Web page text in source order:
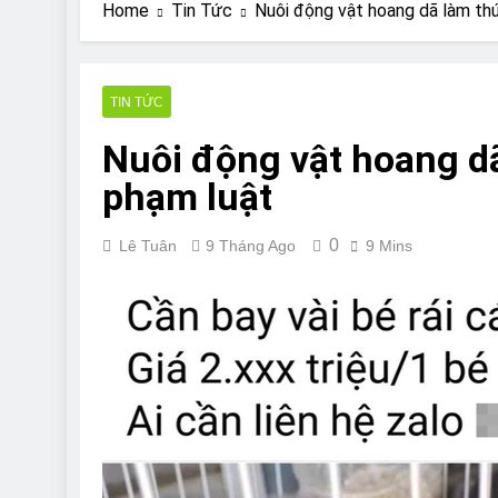
Are Bulldogs
7 Năm Ago
Can Bulldogs
Home Tin Tức Nuôi động vật hoang dã làm
TIN TỨC
Nuôi động vật hoang
phạm luật
Lê Tuân 9 Tháng Ago 0 9 Mins